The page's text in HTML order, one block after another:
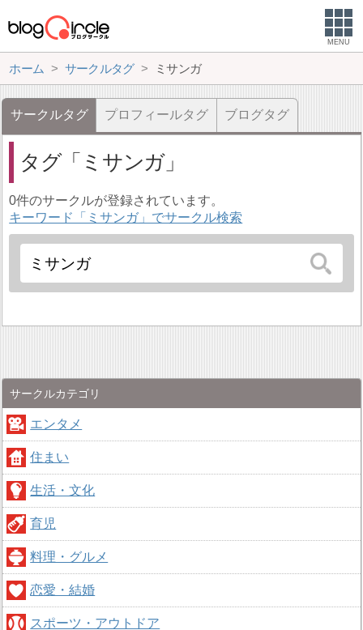
MENU
ホーム サークルタグ ミサンガ
サークルタグ プロフィールタグ ブログタグ
タグ ミサンガ
0件のサークルが登録されています。
キーワード「ミサンガ」でサークル検索
サークルカテゴリ
エンタメ
住まい
生活・文化
育児
料理・グルメ
恋愛・結婚
スポーツ・アウトドア